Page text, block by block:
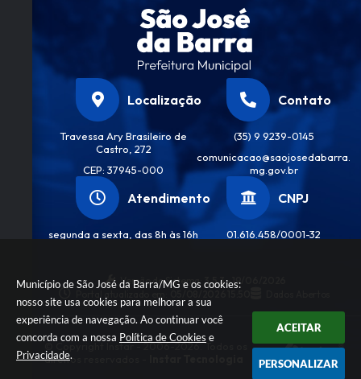
Município de São José da Barra/MG e os cookies:
nosso site usa cookies para melhorar a sua
experiência de navegação. Ao continuar você
concorda com a nossa Política de Cookies e
Privacidade.
ACEITAR
PERSONALIZAR
Localização
Travessa Ary Brasileiro de
Castro, 272
CEP: 37945-000
Contato
(35) 9 9239-0145
comunicacao@saojosedabarra.
mg.gov.br
Atendimento
segunda a sexta, das 8h às 16h
CNPJ
01.616.458/0001-32
Versão do Sistema: 3.5.3 - 19/06/2026
© Copyright Instar - 2006-2026. Todos os
direitos reservados -